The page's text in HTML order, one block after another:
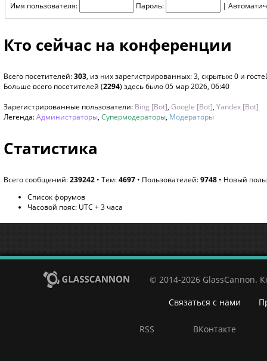
Имя пользователя: Пароль: |
Кто сейчас на конференции
Всего посетителей:303, из них зарегистрированных: 3, скрытых: 0 и
Больше всего посетителей (2294) здесь было 05 мар 2026, 06:40
Зарегистрированные пользователи: Bing [Bot], Google [Bot], Yandex [Bot]
Легенда:Администраторы, Супермодераторы, Модераторы
Статистика
Всего сообщений:239242 • Тем:4697 • Пользователей:9748 • Новый
Список форумов
Часовой пояс: UTC + 3 часа
© 2014-2026 GlassCannon.
Связаться с нами
RSS ВКонтакте